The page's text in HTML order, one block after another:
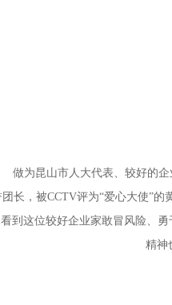
昆山市人大代表、较好的企业
长，被CCTV评为“爱心大使”
到这位较好企业家敢冒风险、
精神